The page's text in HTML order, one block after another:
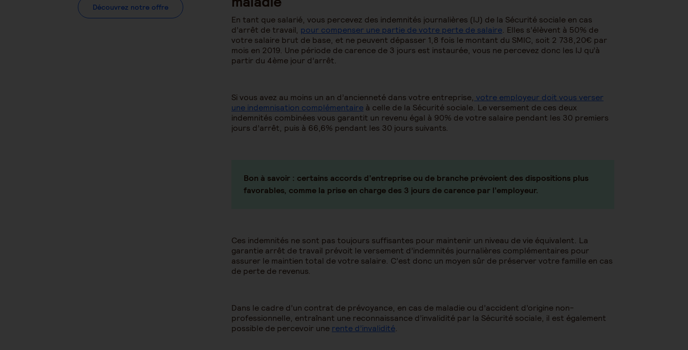
Découvrez notre offre
En tant que salarié, vous percevez des indemnités journalières (IJ) de la Sécurité sociale en cas
d’arrêt de travail, pour compenser une partie de votre perte de salaire. Elles s’élèvent à 50% de
votre salaire brut de base, et ne peuvent dépasser 1,8 fois le montant du SMIC, soit 2 738,20€ par
mois en 2019. Une période de carence de 3 jours est instaurée, vous ne percevez donc les IJ qu’à
partir du 4ème jour d’arrêt.
Si vous avez au moins un an d’ancienneté dans votre entreprise, votre employeur doit vous verser
une indemnisation complémentaire à celle de la Sécurité sociale. Le versement de ces deux
indemnités combinées vous garantit un revenu égal à 90% de votre salaire pendant les 30 premiers
jours d’arrêt, puis à 66,6% pendant les 30 jours suivants.
Bon à savoir : certains accords d’entreprise ou de branche prévoient des dispositions plus
favorables, comme la prise en charge des 3 jours de carence par l’employeur.
Ces indemnités ne sont pas toujours suffisantes pour maintenir un niveau de vie équivalent. La
garantie arrêt de travail prévoit le versement d’indemnités journalières complémentaires pour
assurer le maintien total de votre salaire. C’est donc un moyen sûr de préserver votre famille en cas
de perte de revenus.
Dans le cadre d’un contrat de prévoyance, en cas de maladie ou d’accident d’origine non-
professionnelle, entraînant une reconnaissance d’invalidité par la Sécurité sociale, il est également
possible de percevoir une rente d’invalidité.